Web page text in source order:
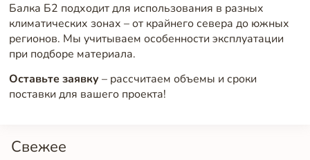
Свежее
Балка Б2 подходит для использования в разных
климатических зонах – от крайнего севера до южных
регионов. Мы учитываем особенности эксплуатации
при подборе материала.
Оставьте заявку – рассчитаем объемы и сроки
поставки для вашего проекта!